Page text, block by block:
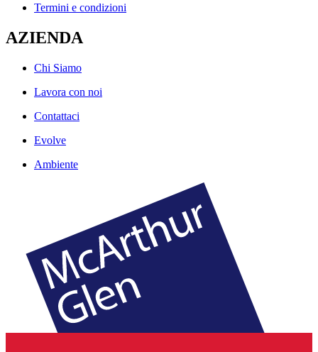
Termini e condizioni
AZIENDA
Chi Siamo
Lavora con noi
Contattaci
Evolve
Ambiente